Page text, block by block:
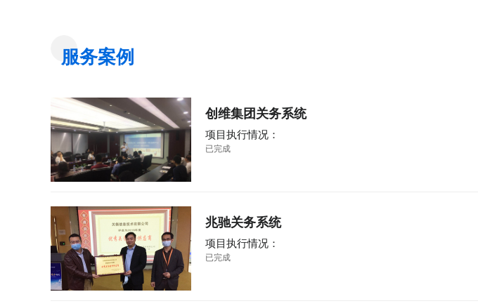
服务案例
创维集团关务系统
项目执行情况：
已完成
兆驰关务系统
项目执行情况：
已完成